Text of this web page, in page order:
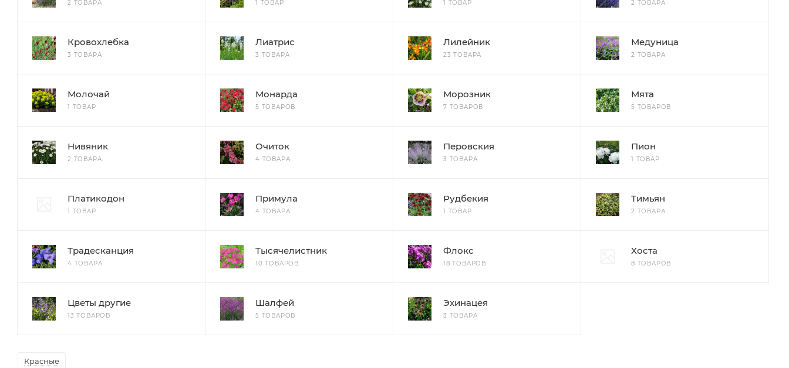
2 ТОВАРА 1 ТОВАР 1 ТОВАР 2 ТОВАРА
Кровохлебка
3 ТОВАРА
Лиатрис
3 ТОВАРА
Лилейник
23 ТОВАРА
Медуница
2 ТОВАРА
Молочай
1 ТОВАР
Монарда
5 ТОВАРОВ
Морозник
7 ТОВАРОВ
Мята
5 ТОВАРОВ
Нивяник
2 ТОВАРА
Очиток
4 ТОВАРА
Перовския
3 ТОВАРА
Пион
1 ТОВАР
Платикодон
1 ТОВАР
Примула
4 ТОВАРА
Рудбекия
1 ТОВАР
Тимьян
2 ТОВАРА
Традесканция
4 ТОВАРА
Тысячелистник
10 ТОВАРОВ
Флокс
18 ТОВАРОВ
Хоста
8 ТОВАРОВ
Цветы другие
13 ТОВАРОВ
Шалфей
5 ТОВАРОВ
Эхинацея
3 ТОВАРА
Красные